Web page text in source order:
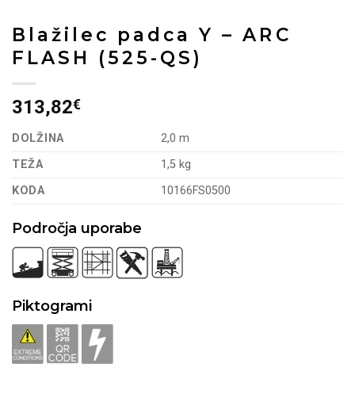
Blažilec padca Y – ARC
FLASH (525-QS)
313,82€
DOLŽINA
2,0 m
TEŽA
1,5 kg
KODA
10166FS0500
Področja uporabe
Piktogrami